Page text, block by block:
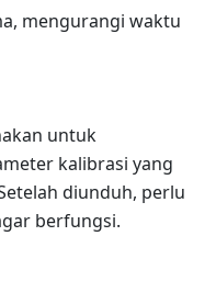
mengurangi waktu
untuk
kalibrasi yang
diunduh, perlu
berfungsi.